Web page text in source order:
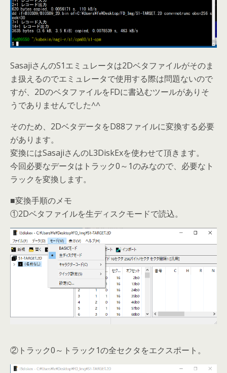
SasajiさんのS1エミュレータは2Dベタファイルがそのま
ま扱えるのでエミュレータで使用する際は問題ないので
すが、2DのベタファイルをFDに書込むツールがありそ
うでありませんでした^^
そのため、2DベタデータをD88ファイルに変換する必要
があります。
変換にはSasajiさんのL3DiskExを使わせて頂きます。
今回必要なデータはトラック0～1のみなので、必要なト
ラックを変換します。
■変換手順のメモ
①2Dベタファイルを生ディスクモードで読込。
②トラック0～トラック1の全セクタをエクスポート。